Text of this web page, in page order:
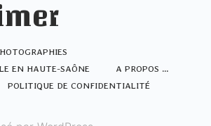
EN HAUTE-SAÔNE
A PROPOS …
POLITIQUE DE CONFIDENTIALITÉ